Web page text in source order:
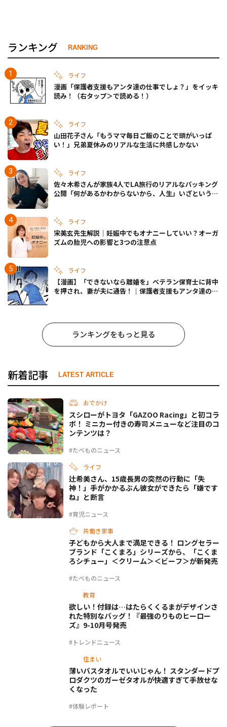
ランキング RANKING
ライフ
漫画「保護者支援もアンタ達の仕事でしょ？」をイッキ
読み！（右タップ＞で読める！）
ライフ
山田花子さん「もうママ毎日ご飯のことで頭がいっぱ
い！」兄弟夏休みのリアルな生活に共感しかない
ライフ
佐々木希さんが家族4人でLA旅行のリアルなパッキング
公開「何があるかわからないから、人生」いざというと
ライフ
宋美玄先生解説｜妊娠中でもオナニーしていい？オーガ
ズムの胎児への影響と3つの注意点
ライフ
【漫画】「できないなら離婚を」ベテラン保育士に背中
を押され、妻が夫に通告！｜保護者支援もアンタ達の仕
ランキングをもっと見る
新着記事 LATEST ARTICLE
おでかけ
#たべものニュース
スシローがトヨタ「GAZOO Racing」と初コラ
ボ！ ミニカー付きの寿司メニューなど注目のコ
ンテンツは？
ライフ
#育児ニュース
辻希美さん、15歳長男の突然の行動に「失
神！」手がかかるぶん彼女ができたら「嫌です
ね」と断言
共働き家事
#たべものニュース
子どもから大人まで満足できる！ ロングセラー
ブランド「こくまろ」シリーズから、「こくま
ろシチュー」＜クリーム＞＜ビーフ＞が新発売
教育
#トレンドニュース
欲しい！付録は…はたらくくるまがデザインさ
れた特別なバッグ！『最強のりものヒーロー
ズ』9-10月号発売
住まい
#体験レポート
薄いバスタオルでいいじゃん！ スタンダードプ
ロダクツのガーゼタオルが快適すぎて手放せな
くなった